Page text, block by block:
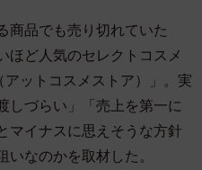
商品でも売り切れていた
ほど人気のセレクトコスメ
ットコスメストア）」。実
しづらい」「売上を第一に
マイナスに思えそうな方針
いなのかを取材した。